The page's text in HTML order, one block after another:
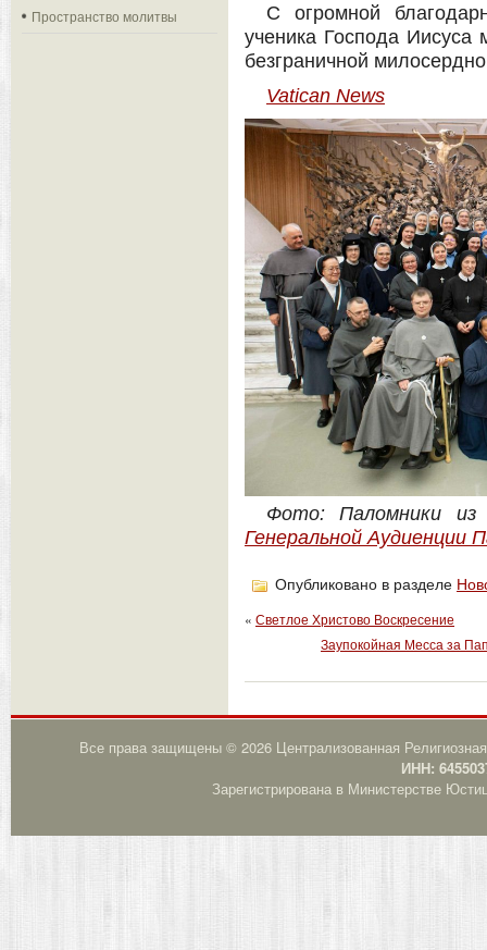
Пространство молитвы
С огромной
ученика Господа
безграничной
Vatican News
Фото: Паломники из
Генеральной Аудиенции
Опубликовано в разделе
« Светлое Христово Воскресение
Заупокойная Месса за
Все права защищены © 2026 Централизованная
ИНН:
Зарегистрирована в Министерстве